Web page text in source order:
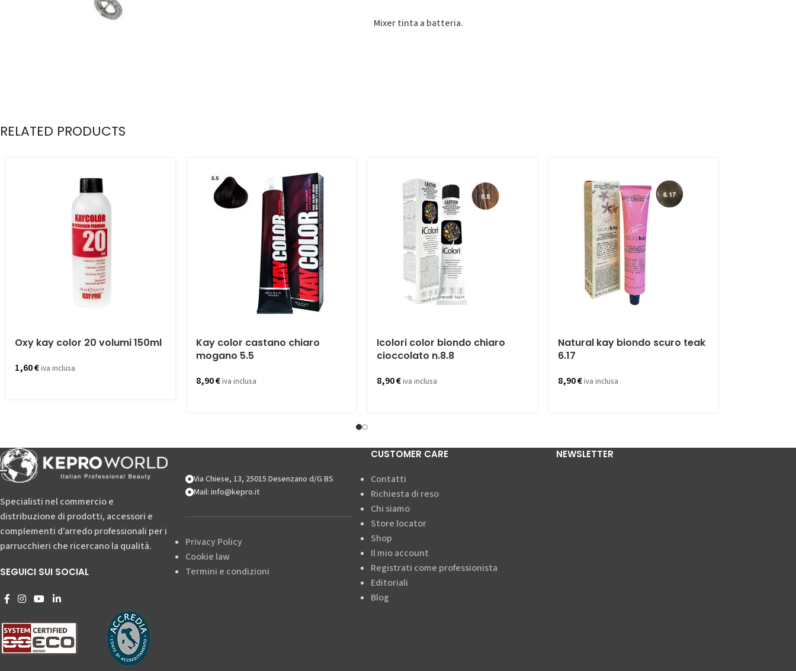
Mixer tinta a batteria.
RELATED PRODUCTS
Oxy kay color 20 volumi 150ml
1,60€iva inclusa
Kay color castano chiaro
mogano 5.5
8,90€iva inclusa
Icolori color biondo chiaro
cioccolato n.8.8
8,90€iva inclusa
Natural kay biondo scuro teak
6.17
8,90€iva inclusa
Specialisti nel commercio e
distribuzione di prodotti, accessori e
complementi d’arredo professionali per i
parrucchieri che ricercano la qualità.
SEGUICI SUI SOCIAL
Via Chiese, 13, 25015 Desenzano d/G BS
Mail: info@kepro.it
Privacy Policy
Cookie law
Termini e condizioni
CUSTOMER CARE
Contatti
Richiesta di reso
Chi siamo
Store locator
Shop
Il mio account
Registrati come professionista
Editoriali
Blog
NEWSLETTER